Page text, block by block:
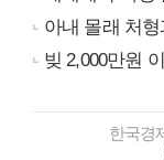
아내 몰래 처
빚 2,000만원
한국경